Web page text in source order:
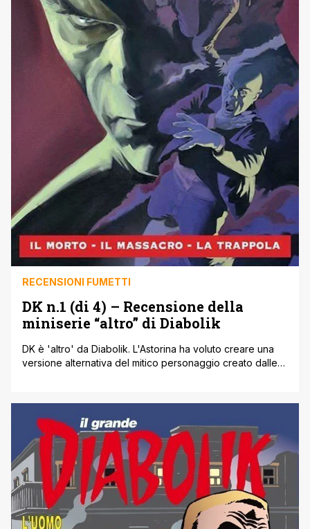
RECENSIONI FUMETTI
DK n.1 (di 4) – Recensione della
miniserie “altro” di Diabolik
DK è 'altro' da Diabolik. L'Astorina ha voluto creare una
versione alternativa del mitico personaggio creato dalle
DK nasce da Diabolik e si sviluppa parallelamente ad
esso cercando di portare una ventata d'aria fresca [']